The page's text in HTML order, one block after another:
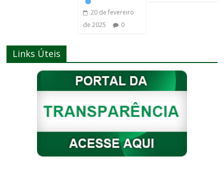
20 de fevereiro
de 2025
0
Links Úteis